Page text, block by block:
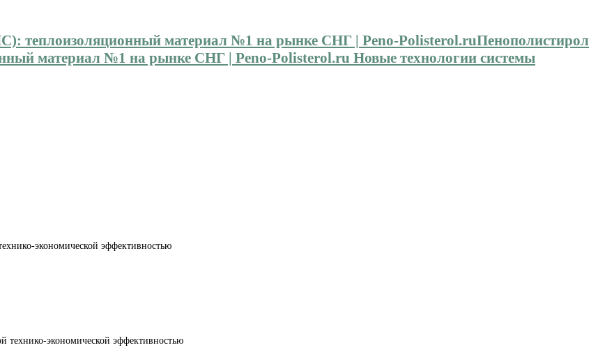
Пенополистирол
материал №1 на рынке СНГ | Peno-Polisterol.ru Новые технологии системы
экономической эффективностью
технико-экономической эффективностью